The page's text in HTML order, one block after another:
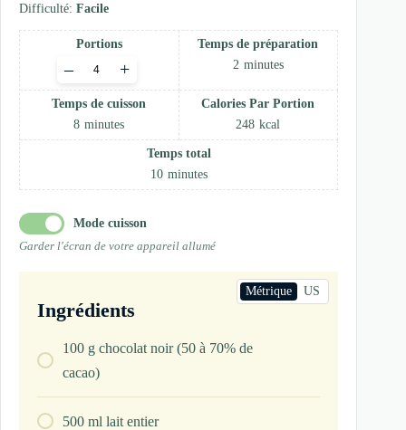
Difficulté: Facile
Portions
Adjust+
–
Temps de préparation
2 minutes
Temps de cuisson
8 minutes
Calories Par Portion
248 kcal
Temps total
10 minutes
Mode cuisson
Garder l'écran de votre appareil allumé
Ingrédients
Métrique US
100 g chocolat noir (50 à 70% de
cacao)
500 ml lait entier